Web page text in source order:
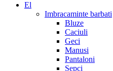
El
Imbracaminte barbati
Bluze
Caciuli
Geci
Manusi
Pantaloni
Sepci